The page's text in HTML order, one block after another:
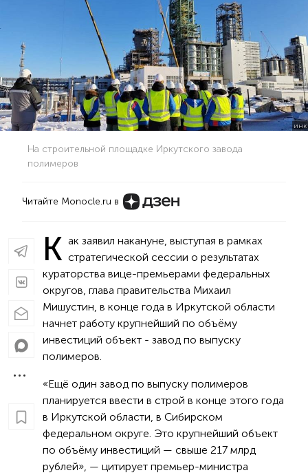
ИНК
На строительной площадке Иркутского завода
полимеров
Читайте Monocle.ru в
К ак заявил накануне, выступая в рамках
стратегической сессии о результатах
кураторства вице-премьерами федеральных
округов, глава правительства Михаил
Мишустин, в конце года в Иркутской области
начнет работу крупнейший по объёму
инвестиций объект - завод по выпуску
полимеров.
«Ещё один завод по выпуску полимеров
планируется ввести в строй в конце этого года
в Иркутской области, в Сибирском
федеральном округе. Это крупнейший объект
по объёму инвестиций — свыше 217 млрд
рублей», — цитирует премьер-министра